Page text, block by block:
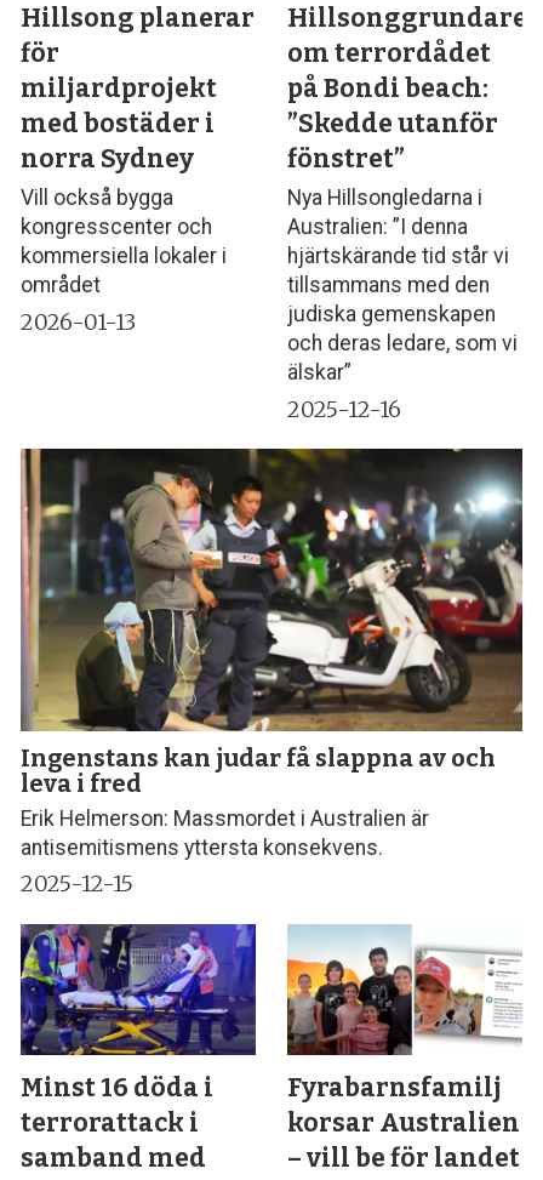
Hillsong planerar
för
miljardprojekt
med bostäder i
norra Sydney
Vill också bygga
kongresscenter och
kommersiella lokaler i
området
2026-01-13
om terrordådet
på Bondi beach:
”Skedde utanför
fönstret”
Nya Hillsongledarna i
Australien: ”I denna
hjärtskärande tid står vi
tillsammans med den
judiska gemenskapen
och deras ledare, som vi
älskar”
2025-12-16
Ingenstans kan judar få slappna av och
leva i fred
Erik Helmerson: Massmordet i Australien är
antisemitismens yttersta konsekvens.
2025-12-15
Minst 16 döda i
terrorattack i
samband med
Fyrabarnsfamilj
korsar Australien
– vill be för landet